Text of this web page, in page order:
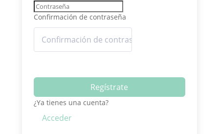
Confirmación de contraseña
Regístrate
¿Ya tienes una cuenta?
Acceder